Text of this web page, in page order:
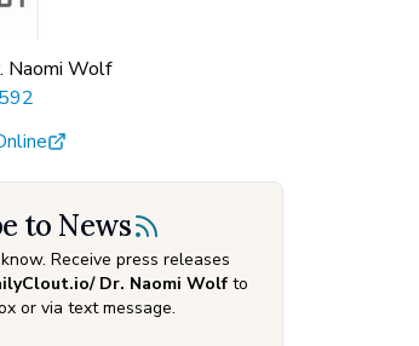
Naomi Wolf
to News
Receive press releases
Dr. Naomi Wolf to
or via text message.